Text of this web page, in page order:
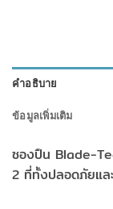
คำอธิบาย
ข้อมูลเพิ่มเติม
ซองปืน Blade-
2 ที่ทั้งปลอดภัยแล